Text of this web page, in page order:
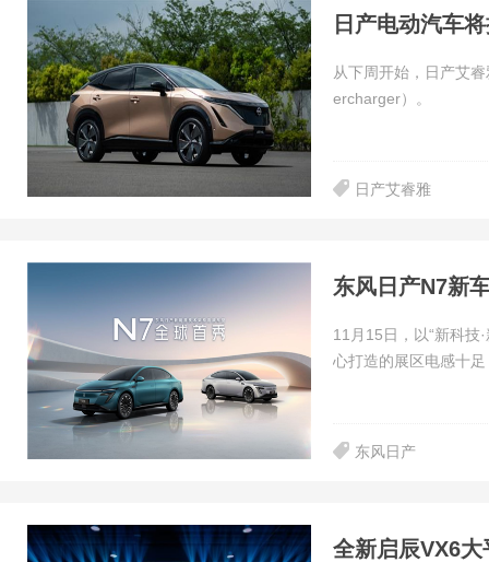
日产电动汽车
从下周开始，日产艾
ercharger）。
日产艾睿雅
东风日产N7新
11月15日，以“新科技
心打造的展区电感十
东风日产
全新启辰VX6